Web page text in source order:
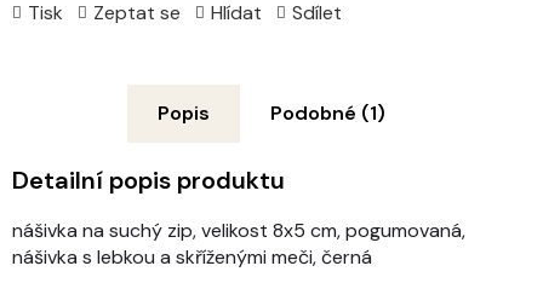
Tisk Zeptat se Hlídat Sdílet
Popis Podobné (1)
Detailní popis produktu
nášivka na suchý zip, velikost 8x5 cm, pogumovaná,
nášivka s lebkou a skříženými meči, černá